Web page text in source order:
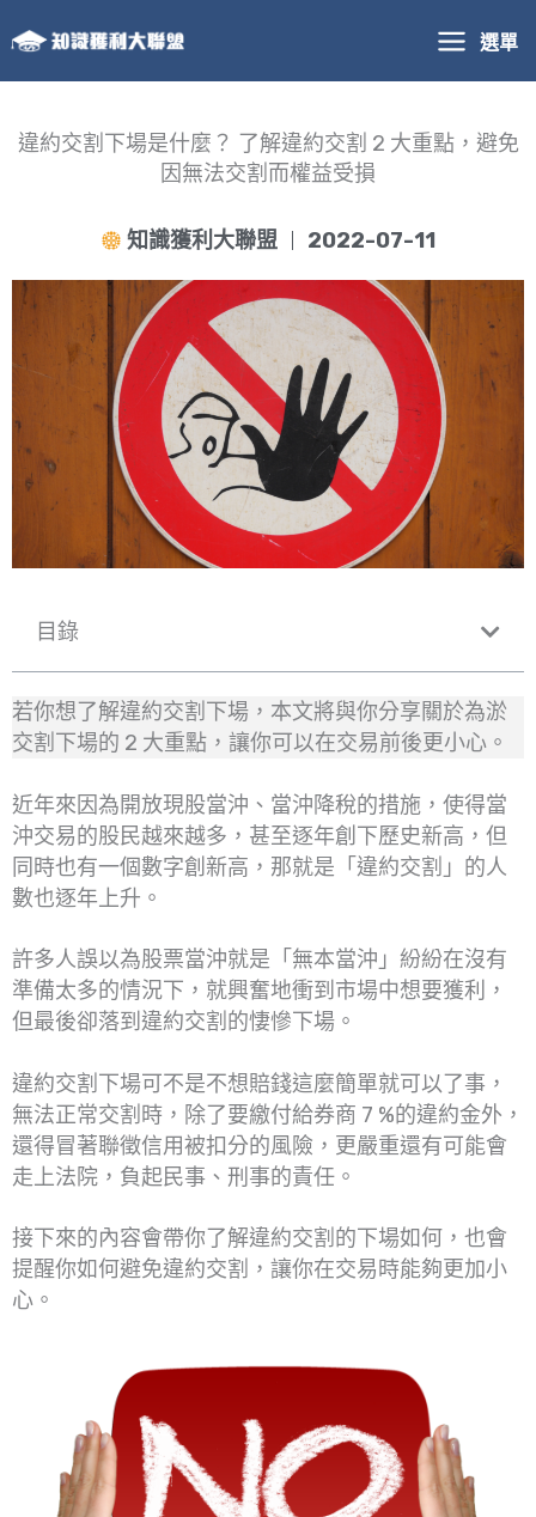
至
主
內
選單
違約交割下場是什麼？ 了解違約交割 2 大重點，避免
因無法交割而權益受損
知識獲利大聯盟 2022-07-11
目錄
若你想了解違約交割下場，本文將與你分享關於為淤
交割下場的 2 大重點，讓你可以在交易前後更小心。
近年來因為開放現股當沖、當沖降稅的措施，使得當
沖交易的股民越來越多，甚至逐年創下歷史新高，但
同時也有一個數字創新高，那就是「違約交割」的人
數也逐年上升。
許多人誤以為股票當沖就是「無本當沖」紛紛在沒有
準備太多的情況下，就興奮地衝到市場中想要獲利，
但最後卻落到違約交割的悽慘下場。
違約交割下場可不是不想賠錢這麼簡單就可以了事，
無法正常交割時，除了要繳付給券商 7 %的違約金外，
還得冒著聯徵信用被扣分的風險，更嚴重還有可能會
走上法院，負起民事、刑事的責任。
接下來的內容會帶你了解違約交割的下場如何，也會
提醒你如何避免違約交割，讓你在交易時能夠更加小
心。